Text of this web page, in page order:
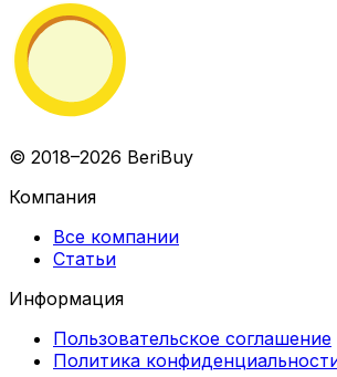
© 2018–2026 BeriBuy
Компания
Все компании
Статьи
Информация
Пользовательское соглашение
Политика